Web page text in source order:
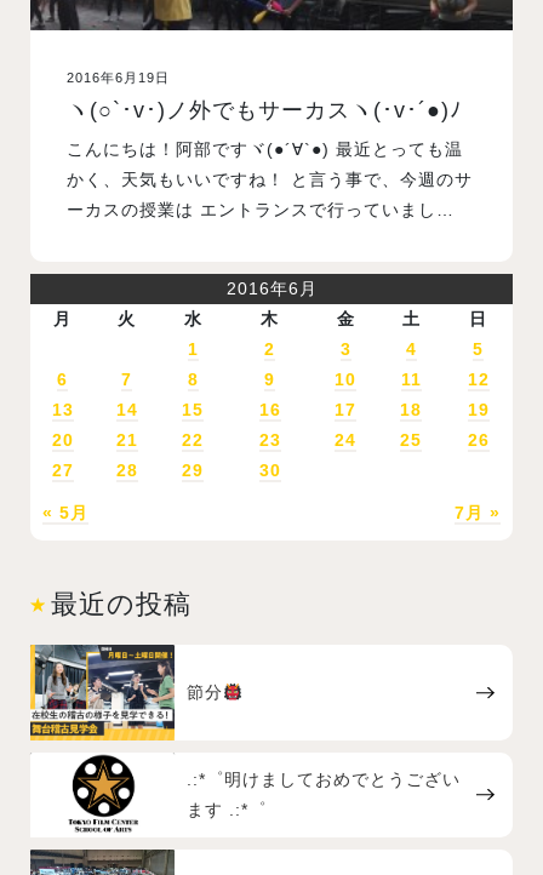
オープンキャンパス
訪問者別メニュー
2016年6月19日
ヽ(○`･v･)ノ外でもサーカスヽ(･v･´●)ﾉ
こんにちは！阿部ですヾ(●´∀`●) 最近とっても温
かく、天気もいいですね！ と言う事で、今週のサ
ーカスの授業は エントランスで行っていまし…
2016年6月
月
火 水 木 金 土 日
« 5月 7月 »
1 2 3 4
5
6
7 8 9 10 11
12
13
14 15 16 17 18
19
20
21 22 23 24 25
26
27
28 29 30
最近の投稿
節分
.:*゜明けましておめでとうござい
ます .:*゜